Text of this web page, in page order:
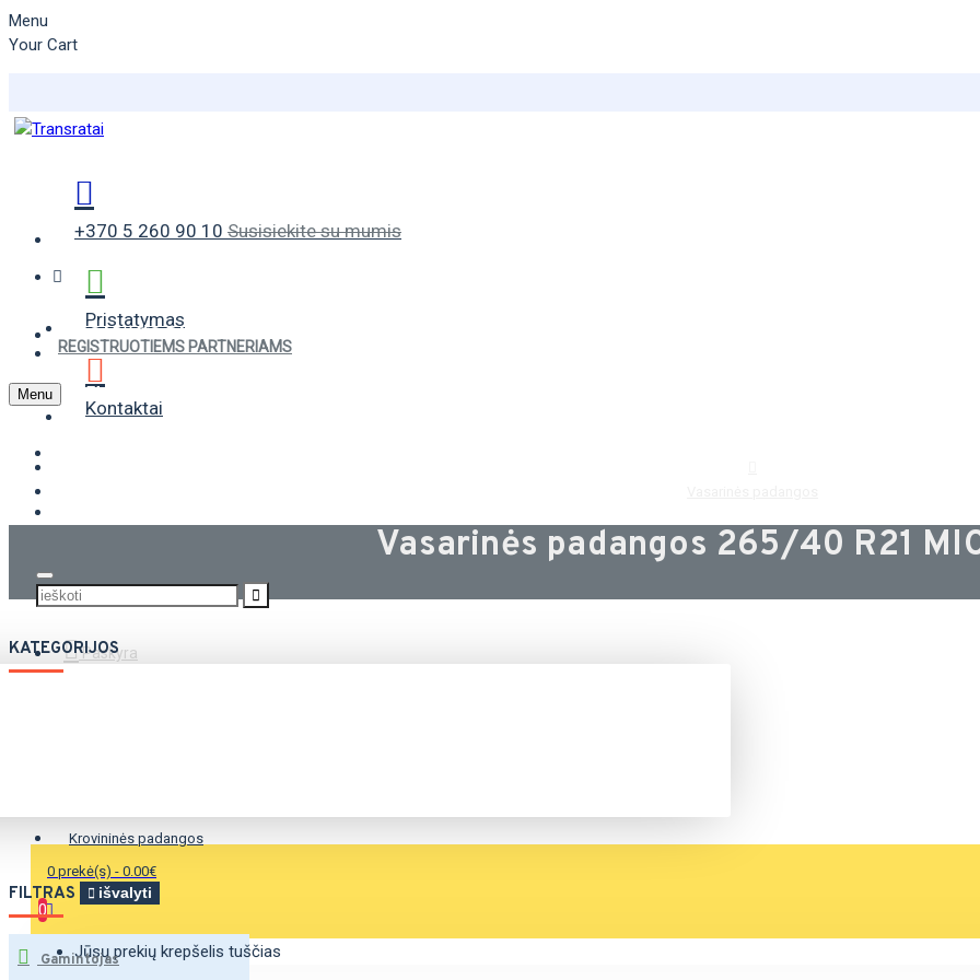
Menu
Your Cart
+370 5 260 90 10 Susisiekite su mumis
Pristatymas
Kontaktai
VASARINĖS PADANGOS
ŽIEMINĖS PADANGOS
Paskyra
0 prekė(s) - 0.00€
0
Jūsų prekių krepšelis tuščias
REGISTRUOTIEMS PARTNERIAMS
Menu
Vasarinės padangos 265/40 R21
KATEGORIJOS
Krovininės padangos
FILTRAS išvalyti
Gamintojas